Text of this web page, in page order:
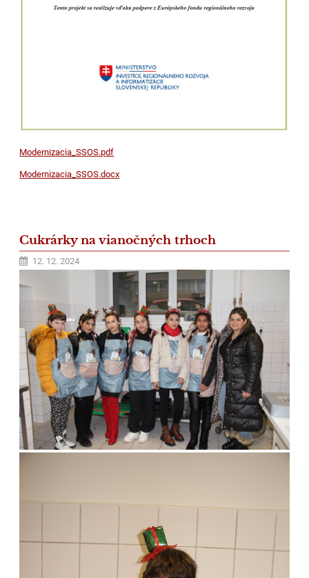
Modernizacia_SSOS.pdf
Modernizacia_SSOS.docx
Cukrárky na vianočných trhoch
12. 12. 2024